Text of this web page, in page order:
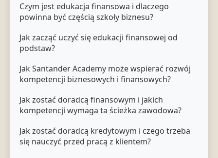
Czym jest edukacja finansowa i dlaczego
powinna być częścią szkoły biznesu?
Jak zacząć uczyć się edukacji finansowej od
podstaw?
Jak Santander Academy może wspierać rozwój
kompetencji biznesowych i finansowych?
Jak zostać doradcą finansowym i jakich
kompetencji wymaga ta ścieżka zawodowa?
Jak zostać doradcą kredytowym i czego trzeba
się nauczyć przed pracą z klientem?